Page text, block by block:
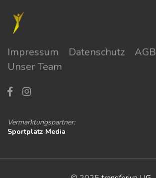
Impressum Datenschutz AGB
Unser Team
Vermarktungspartner:
Sportplatz Media